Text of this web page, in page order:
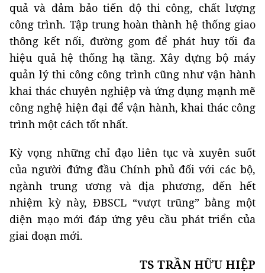
quả và đảm bảo tiến độ thi công, chất lượng
công trình. Tập trung hoàn thành hệ thống giao
thông kết nối, đường gom để phát huy tối đa
hiệu quả hệ thống hạ tầng. Xây dựng bộ máy
quản lý thi công công trình cũng như vận hành
khai thác chuyên nghiệp và ứng dụng mạnh mẽ
công nghệ hiện đại để vận hành, khai thác công
trình một cách tốt nhất.
Kỳ vọng những chỉ đạo liên tục và xuyên suốt
của người đứng đầu Chính phủ đối với các bộ,
ngành trung ương và địa phương, đến hết
nhiệm kỳ này, ĐBSCL “vượt trũng” bằng một
diện mạo mới đáp ứng yêu cầu phát triển của
giai đoạn mới.
TS TRẦN HỮU HIỆP